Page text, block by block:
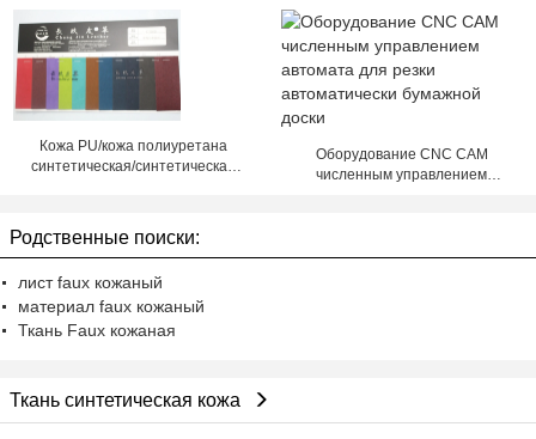
Кожа PU/кожа полиуретана
синтетическая/синтетическая
Оборудование CNC CAM
численным управлением
Родственные поиски:
лист faux кожаный
материал faux кожаный
Ткань Faux кожаная
Ткань синтетическая кожа